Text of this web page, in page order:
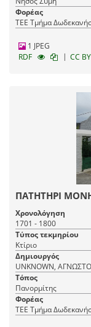
Φορέας
ΤΕΕ Τμήμα
1 JPEG
RDF
| CC
ΠΑΤΗΤΗΡΙ
Χρονολόγηση
1701 - 1800
Τύπος τεκμηρίου
Κτίριο
Δημιουργός
UNKNOWN, ΑΓΝΩΣΤΟ
Τόπος
Πανορμίτης
Φορέας
ΤΕΕ Τμήμα